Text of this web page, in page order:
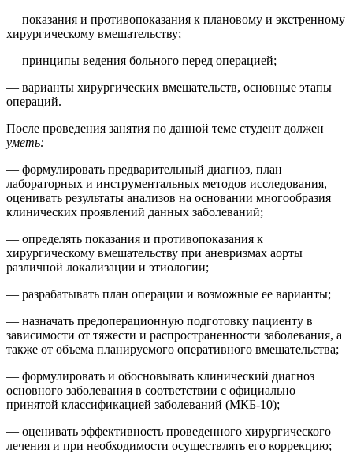
— показания и противопоказания к плановому и экстренному
хирургическому вмешательству;
— принципы ведения больного перед операцией;
— варианты хирургических вмешательств, основные этапы
операций.
После проведения занятия по данной теме студент должен
уметь:
— формулировать предварительный диагноз, план
лабораторных и инструментальных методов исследования,
оценивать результаты анализов на основании многообразия
клинических проявлений данных заболеваний;
— определять показания и противопоказания к
хирургическому вмешательству при аневризмах аорты
различной локализации и этиологии;
— разрабатывать план операции и возможные ее варианты;
— назначать предоперационную подготовку пациенту в
зависимости от тяжести и распространенности заболевания, а
также от объема планируемого оперативного вмешательства;
— формулировать и обосновывать клинический диагноз
основного заболевания в соответствии с официально
принятой классификацией заболеваний (МКБ-10);
— оценивать эффективность проведенного хирургического
лечения и при необходимости осуществлять его коррекцию;